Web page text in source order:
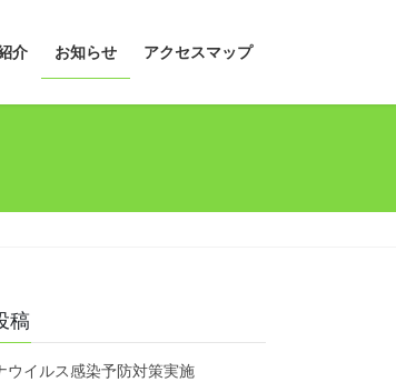
介 お知らせ アクセスマップ
稿
ウイルス感染予防対策実施